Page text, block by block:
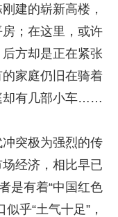
建的崭新高楼，
；在这里，或许
方却是正在紧张
家庭仍旧在骑着
却有几部小车……
突极为强烈的传
经济，相比早已
是有着“中国红色
乎“土气十足”，